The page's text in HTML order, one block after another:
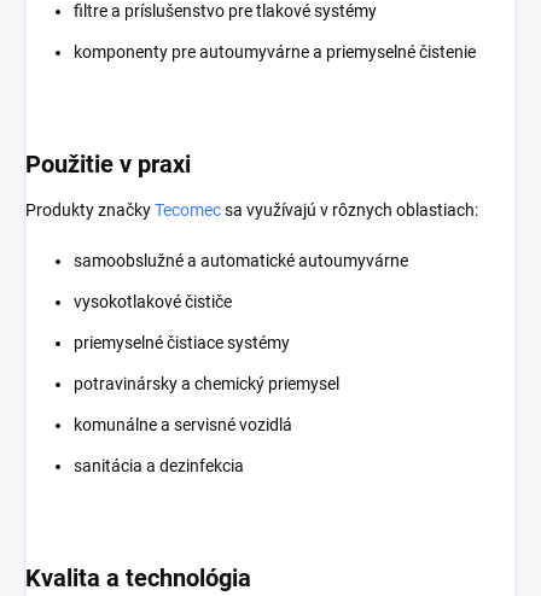
filtre a príslušenstvo pre tlakové systémy
komponenty pre autoumyvárne a priemyselné čistenie
Použitie v praxi
Produkty značkyTecomecsa využívajú v rôznych oblastiach:
samoobslužné a automatické autoumyvárne
vysokotlakové čističe
priemyselné čistiace systémy
potravinársky a chemický priemysel
komunálne a servisné vozidlá
sanitácia a dezinfekcia
Kvalita a technológia